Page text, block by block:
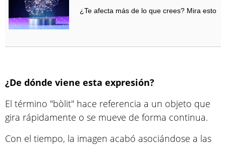
¿Te afecta más de lo que crees? Mira esto
¿De dónde viene esta expresión?
El término "bòlit" hace referencia a un objeto que
gira rápidamente o se mueve de forma continua.
Con el tiempo, la imagen acabó asociándose a las